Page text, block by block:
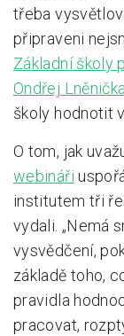
třeba
připraveni
Základní školy
Ondřej
školy hodnotit
O tom, jak
webináři
institutem tři
vydali. „Nemá
vysvědčení,
základě toho,
pravidla
pracovat,